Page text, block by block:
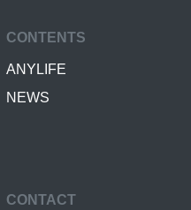
CONTENTS
ANYLIFE
NEWS
CONTACT